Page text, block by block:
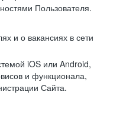
Пользователя.
и о вакансиях в сети
iOS или Android,
и функционала,
Сайта.